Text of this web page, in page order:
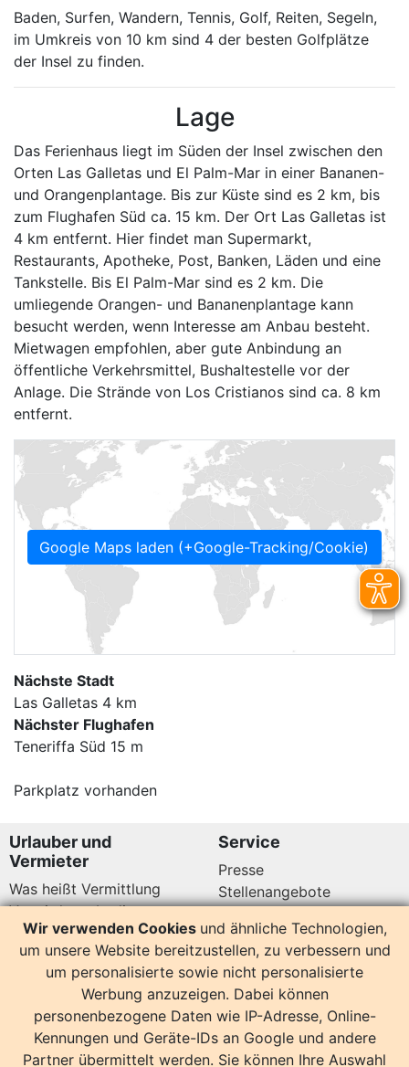
Baden, Surfen, Wandern, Tennis, Golf, Reiten, Segeln,
im Umkreis von 10 km sind 4 der besten Golfplätze
der Insel zu finden.
Lage
Das Ferienhaus liegt im Süden der Insel zwischen den
Orten Las Galletas und El Palm-Mar in einer Bananen-
und Orangenplantage. Bis zur Küste sind es 2 km, bis
zum Flughafen Süd ca. 15 km. Der Ort Las Galletas ist
4 km entfernt. Hier findet man Supermarkt,
Restaurants, Apotheke, Post, Banken, Läden und eine
Tankstelle. Bis El Palm-Mar sind es 2 km. Die
umliegende Orangen- und Bananenplantage kann
besucht werden, wenn Interesse am Anbau besteht.
Mietwagen empfohlen, aber gute Anbindung an
öffentliche Verkehrsmittel, Bushaltestelle vor der
Anlage. Die Strände von Los Cristianos sind ca. 8 km
entfernt.
Google Maps laden (+Google-Tracking/Cookie)
Nächste Stadt
Las Galletas 4 km
Nächster Flughafen
Teneriffa Süd 15 m
Parkplatz vorhanden
Urlauber und
Vermieter
Was heißt Vermittlung
Vermittlungsbedingungen
Datenschutz
Service
Presse
Stellenangebote
Kundenbewertungen
14164 Bewertungen
Hier sind wir auch
Wir verwenden Cookies und ähnliche Technologien,
um unsere Website bereitzustellen, zu verbessern und
um personalisierte sowie nicht personalisierte
Werbung anzuzeigen. Dabei können
personenbezogene Daten wie IP-Adresse, Online-
Kennungen und Geräte-IDs an Google und andere
Partner übermittelt werden. Sie können Ihre Auswahl